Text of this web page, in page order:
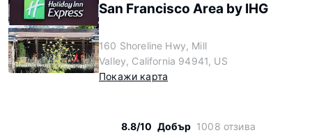
San Francisco Area by IHG
160 Shoreline Hwy, Mill
Valley, California 94941, US
Покажи карта
8.8/10 Добър 1008 отзива